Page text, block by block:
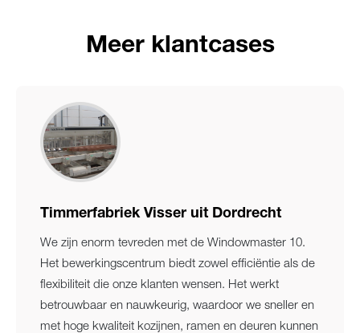
Meer klantcases
Timmerfabriek Visser uit Dordrecht
We zijn enorm tevreden met de Windowmaster 10.
Het bewerkingscentrum biedt zowel efficiëntie als de
flexibiliteit die onze klanten wensen. Het werkt
betrouwbaar en nauwkeurig, waardoor we sneller en
met hoge kwaliteit kozijnen, ramen en deuren kunnen